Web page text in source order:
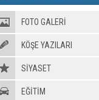
FOTO GALERI
KÖŞE YAZILARI
SİYASET
EĞİTİM